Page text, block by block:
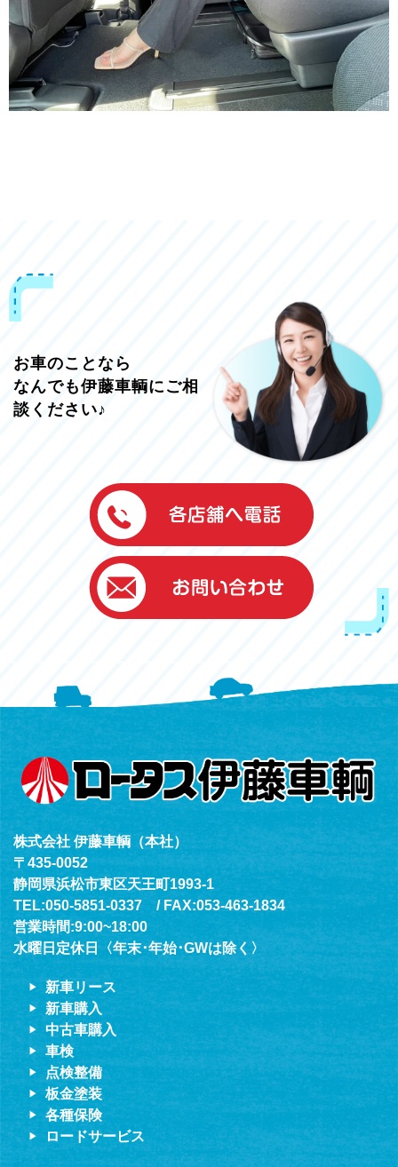
お車のことなら
なんでも伊藤車輌にご相
談ください♪
伊藤車輌（本社）
050-5851-0337
グッドワン浜松
050-5851-0338
浜北店
050-5851-0339
（年中無休24h対応）
株式会社 伊藤車輌（本社）
〒435-0052
静岡県浜松市東区天王町1993-1
TEL:050-5851-0337 / FAX:053-463-1834
営業時間:9:00~18:00
水曜日定休日〈年末･年始･GWは除く〉
新車リース
新車購入
中古車購入
車検
点検整備
板金塗装
各種保険
ロードサービス